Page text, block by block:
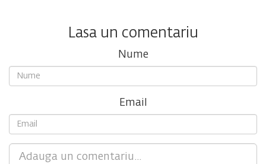
Lasa un comentariu
Nume
Email